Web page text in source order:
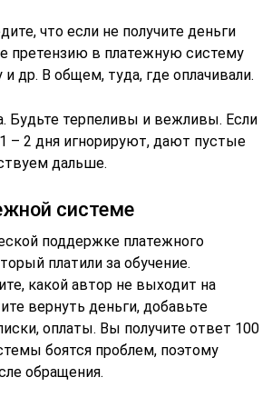
что если не получите деньги
претензию в платежную систему
и др. В общем, туда, где оплачивали.
Будьте терпеливы и вежливы. Если
– 2 дня игнорируют, дают пустые
дальше.
системе
поддержке платежного
платили за обучение.
какой автор не выходит на
вернуть деньги, добавьте
оплаты. Вы получите ответ 100
боятся проблем, поэтому
обращения.